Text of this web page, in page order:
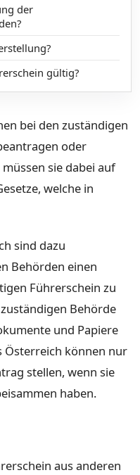
der
gültig?
bei den zuständigen
oder
sie dabei auf
welche in
sind dazu
Behörden einen
Führerschein zu
Behörde
und Papiere
Österreich können nur
stellen, wenn sie
haben.
aus anderen